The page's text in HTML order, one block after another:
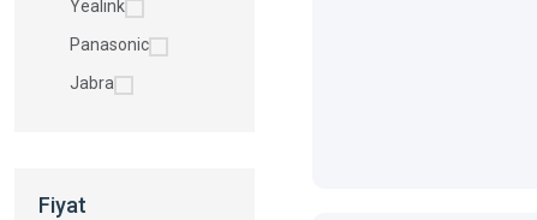
Yealink
Panasonic
Jabra
Fiyat